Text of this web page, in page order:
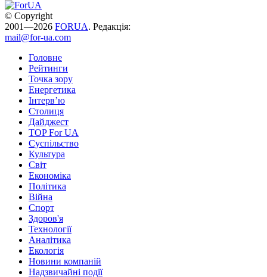
© Copyright
2001—2026 FORUA. Редакція:
mail@for-ua.com
Головне
Рейтинги
Точка зору
Енергетика
Інтерв’ю
Столиця
Дайджест
TOP For UA
Суспiльство
Культура
Світ
Економіка
Політика
Війна
Спорт
Здоров'я
Технології
Аналітика
Екологія
Новини компаній
Надзвичайні події